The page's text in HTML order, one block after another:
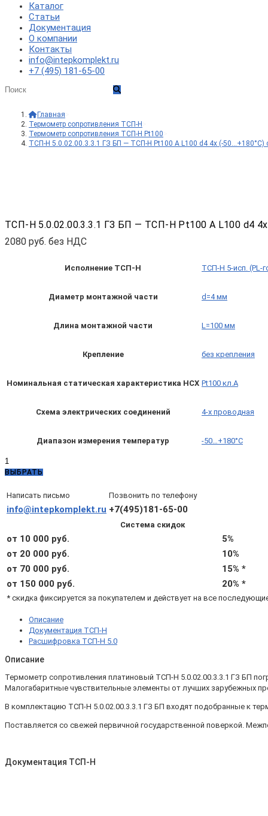
сайту
Каталог
Статьи
Документация
О компании
Контакты
info@intepkomplekt.ru
+7 (495) 181-65-00
Главная
Термометр сопротивления ТСП-Н
Термометр сопротивления ТСП-Н Pt100
ТСП-Н 5.0.02.00.3.3.1 ГЗ БП — ТСП-Н Pt100 A L100 d4 4x (-50…+180°С)
ТСП-Н 5.0.02.00.3.3.1 ГЗ БП — ТСП-Н Pt100 A L100 d4
2080 руб. без НДС
Исполнение ТСП-Н ТСП-Н 5-исп. (PL-
Диаметр монтажной части d=4 мм
Длина монтажной части L=100 мм
Крепление без крепления
Номинальная статическая характеристика НСХ Pt100 кл.A
Схема электрических соединений 4-х проводная
Диапазон измерения температур -50…+180°C
Количество
товара
Н
5.0.02.00.3.3.1
ГЗ
—
Н
Pt100
d4
(-50...+180°С)
гильзой
и
ВЫБРАТЬ
Написать письмо Позвонить по телефону
info@intepkomplekt.ru +7(495)181-65-00
Система скидок
от 10 000 руб.
5%
от 20 000 руб.
10%
от 70 000 руб.
15% *
от 150 000 руб.
20% *
* скидка фиксируется за покупателем и действует на все
Описание
Документация ТСП-Н
Расшифровка ТСП-Н 5.0
Описание
Термометр сопротивления платиновый ТСП-Н 5.0.02.00.3.3.1 ГЗ БП
Малогабаритные чувствительные элементы от лучших зарубежных
В комплектацию ТСП-Н 5.0.02.00.3.3.1 ГЗ БП входят подобранные к
Поставляется со свежей первичной государственной поверкой.
Документация ТСП-Н